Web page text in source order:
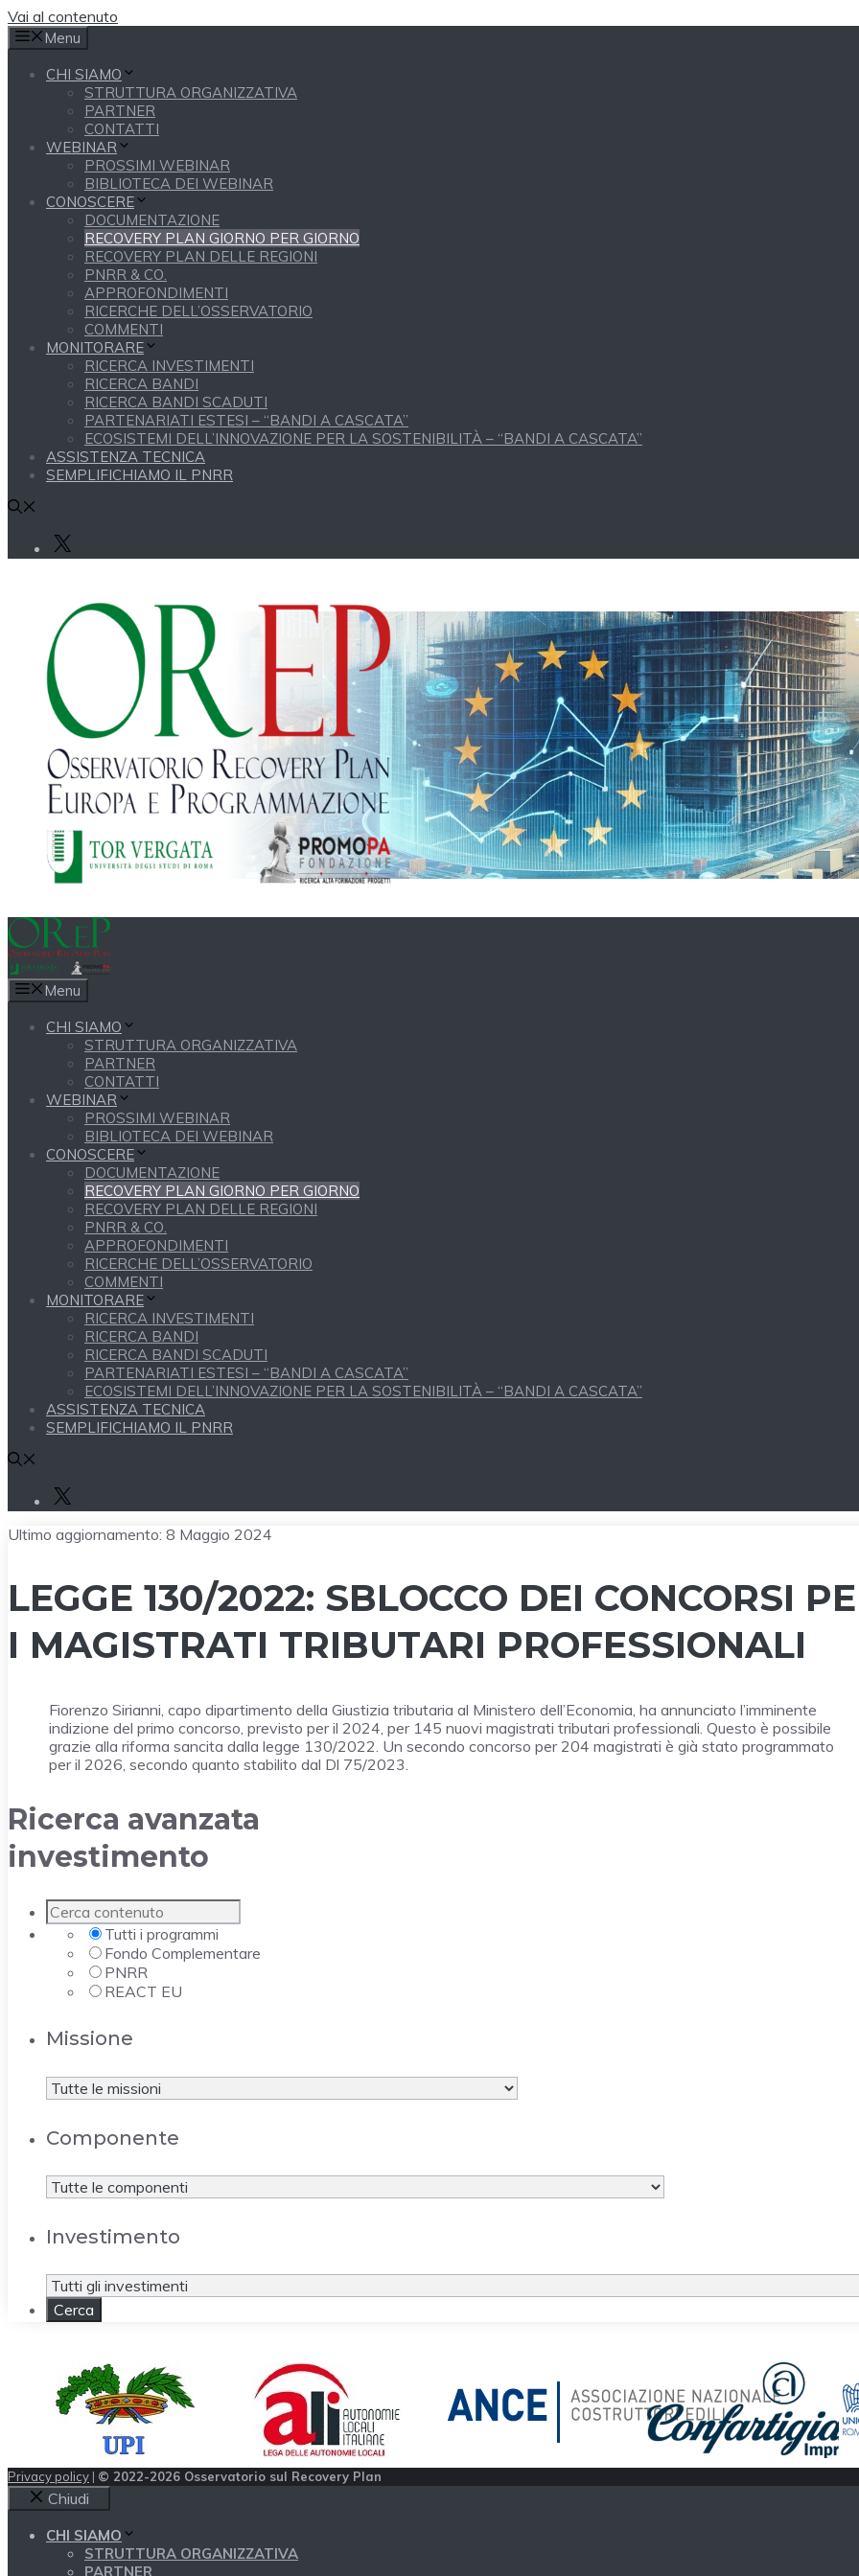
Vai al contenuto
Menu
CHI SIAMO
STRUTTURA ORGANIZZATIVA
PARTNER
CONTATTI
WEBINAR
PROSSIMI WEBINAR
BIBLIOTECA DEI WEBINAR
CONOSCERE
DOCUMENTAZIONE
RECOVERY PLAN GIORNO PER GIORNO
RECOVERY PLAN DELLE REGIONI
PNRR & CO.
APPROFONDIMENTI
RICERCHE DELL’OSSERVATORIO
COMMENTI
MONITORARE
RICERCA INVESTIMENTI
RICERCA BANDI
RICERCA BANDI SCADUTI
PARTENARIATI ESTESI – “BANDI A CASCATA”
ECOSISTEMI DELL’INNOVAZIONE PER LA SOSTENIBILITÀ – “BANDI A CASCATA”
ASSISTENZA TECNICA
SEMPLIFICHIAMO IL PNRR
Menu
CHI SIAMO
STRUTTURA ORGANIZZATIVA
PARTNER
CONTATTI
WEBINAR
PROSSIMI WEBINAR
BIBLIOTECA DEI WEBINAR
CONOSCERE
DOCUMENTAZIONE
RECOVERY PLAN GIORNO PER GIORNO
RECOVERY PLAN DELLE REGIONI
PNRR & CO.
APPROFONDIMENTI
RICERCHE DELL’OSSERVATORIO
COMMENTI
MONITORARE
RICERCA INVESTIMENTI
RICERCA BANDI
RICERCA BANDI SCADUTI
PARTENARIATI ESTESI – “BANDI A CASCATA”
ECOSISTEMI DELL’INNOVAZIONE PER LA SOSTENIBILITÀ – “BANDI A CASCATA”
ASSISTENZA TECNICA
SEMPLIFICHIAMO IL PNRR
Ultimo aggiornamento: 8 Maggio 2024
LEGGE 130/2022: SBLOCCO DEI CONCORSI
I MAGISTRATI TRIBUTARI PROFESSIONALI
Fiorenzo Sirianni, capo dipartimento della Giustizia tributaria al Ministero dell’Economia, ha annunciato l’imminente
indizione del primo concorso, previsto per il 2024, per 145 nuovi magistrati tributari professionali. Questo è possibile
grazie alla riforma sancita dalla legge 130/2022. Un secondo concorso per 204 magistrati è già stato programmato
per il 2026, secondo quanto stabilito dal Dl 75/2023.
Ricerca avanzata
investimento
Tutti i programmi
Fondo Complementare
PNRR
REACT EU
Missione
Componente
Investimento
Privacy policy | © 2022-2026 Osservatorio sul Recovery Plan
Chiudi
CHI SIAMO
STRUTTURA ORGANIZZATIVA
PARTNER